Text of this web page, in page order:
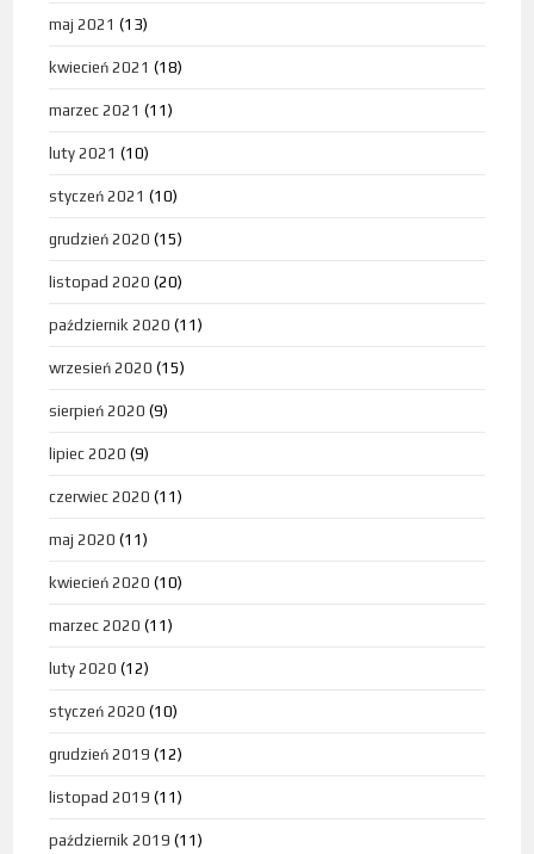
maj 2021 (13)
kwiecień 2021 (18)
marzec 2021 (11)
luty 2021 (10)
styczeń 2021 (10)
grudzień 2020 (15)
listopad 2020 (20)
październik 2020 (11)
wrzesień 2020 (15)
sierpień 2020 (9)
lipiec 2020 (9)
czerwiec 2020 (11)
maj 2020 (11)
kwiecień 2020 (10)
marzec 2020 (11)
luty 2020 (12)
styczeń 2020 (10)
grudzień 2019 (12)
listopad 2019 (11)
październik 2019 (11)